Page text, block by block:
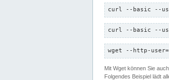
curl --basic --
curl --basic --
wget --http-
Mit Wget können Sie
Folgendes Beispiel lädt